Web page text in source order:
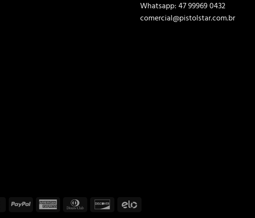
Whatsapp: 47 99969 0432
comercial@pistolstar.com.br